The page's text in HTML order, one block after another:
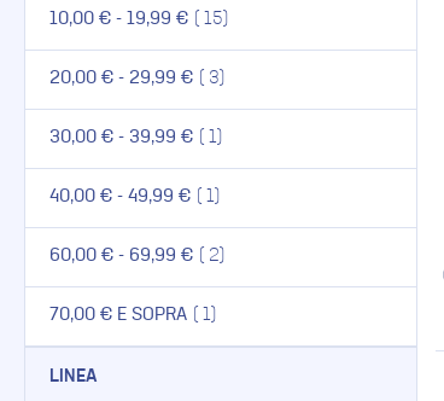
10,00 € - 19,99 € 15 ELEMENTO
20,00 € - 29,99 € 3 ELEMENTO
30,00 € - 39,99 € 1ELEMENTO
40,00 € - 49,99 € 1ELEMENTO
60,00 € - 69,99 € 2 ELEMENTO
70,00 € E SOPRA 1ELEMENTO
LINEA